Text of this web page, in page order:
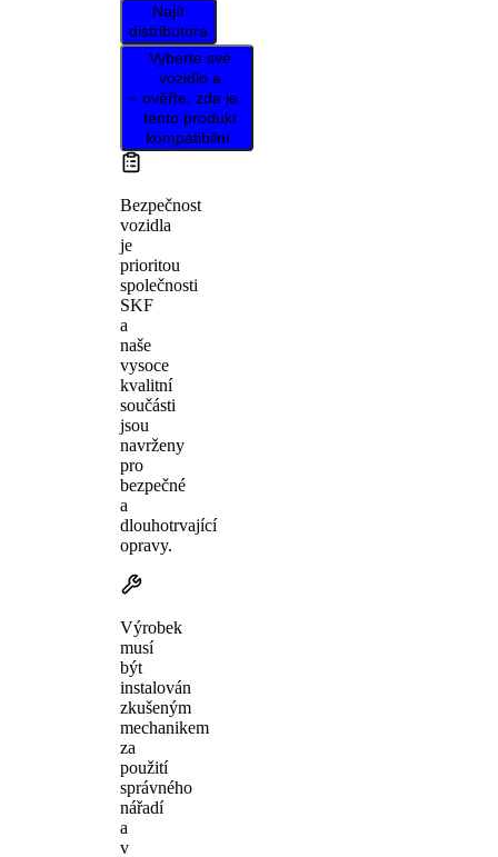
Najít
distributora
Vyberte své
vozidlo a
ověřte, zda je
tento produkt
kompatibilní.
Bezpečnost
vozidla
je
prioritou
společnosti
SKF
a
naše
vysoce
kvalitní
součásti
jsou
navrženy
pro
bezpečné
a
dlouhotrvající
opravy.
Výrobek
musí
být
instalován
zkušeným
mechanikem
za
použití
správného
nářadí
a
v